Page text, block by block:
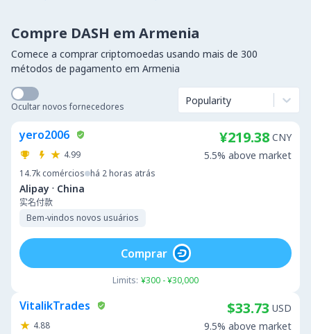
Compre DASH em Armenia
Comece a comprar criptomoedas usando mais de 300
métodos de pagamento em Armenia
Ocultar novos fornecedores Popularity
yero2006
4.99
14.7k comércios há 2 horas atrás
Alipay · China
实名付款
Bem-vindos novos usuários
¥219.38 CNY
5.5% above market
Limits: ¥300 - ¥30,000
Comprar
VitalikTrades
4.88
$33.73 USD
9.5% above market